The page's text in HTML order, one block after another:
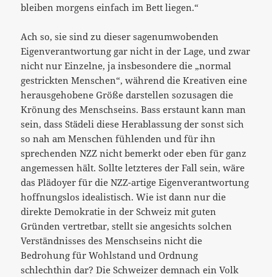
bleiben morgens einfach im Bett liegen.“
Ach so, sie sind zu dieser sagenumwobenden
Eigenverantwortung gar nicht in der Lage, und zwar
nicht nur Einzelne, ja insbesondere die „normal
gestrickten Menschen“, während die Kreativen eine
herausgehobene Größe darstellen sozusagen die
Krönung des Menschseins. Bass erstaunt kann man
sein, dass Städeli diese Herablassung der sonst sich
so nah am Menschen fühlenden und für ihn
sprechenden NZZ nicht bemerkt oder eben für ganz
angemessen hält. Sollte letzteres der Fall sein, wäre
das Plädoyer für die NZZ-artige Eigenverantwortung
hoffnungslos idealistisch. Wie ist dann nur die
direkte Demokratie in der Schweiz mit guten
Gründen vertretbar, stellt sie angesichts solchen
Verständnisses des Menschseins nicht die
Bedrohung für Wohlstand und Ordnung
schlechthin dar? Die Schweizer demnach ein Volk